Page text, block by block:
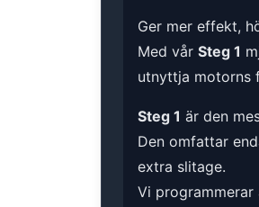
Ger mer effekt,
Med vår Steg 1
utnyttja motorns
Steg 1 är den
Den omfattar
extra slitage.
Vi